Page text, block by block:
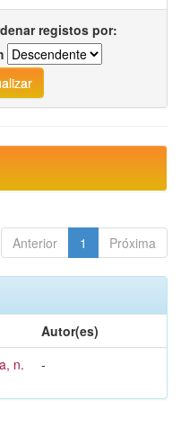
registos por:
Anterior 1 Próxima
Autor(es)
n.
-